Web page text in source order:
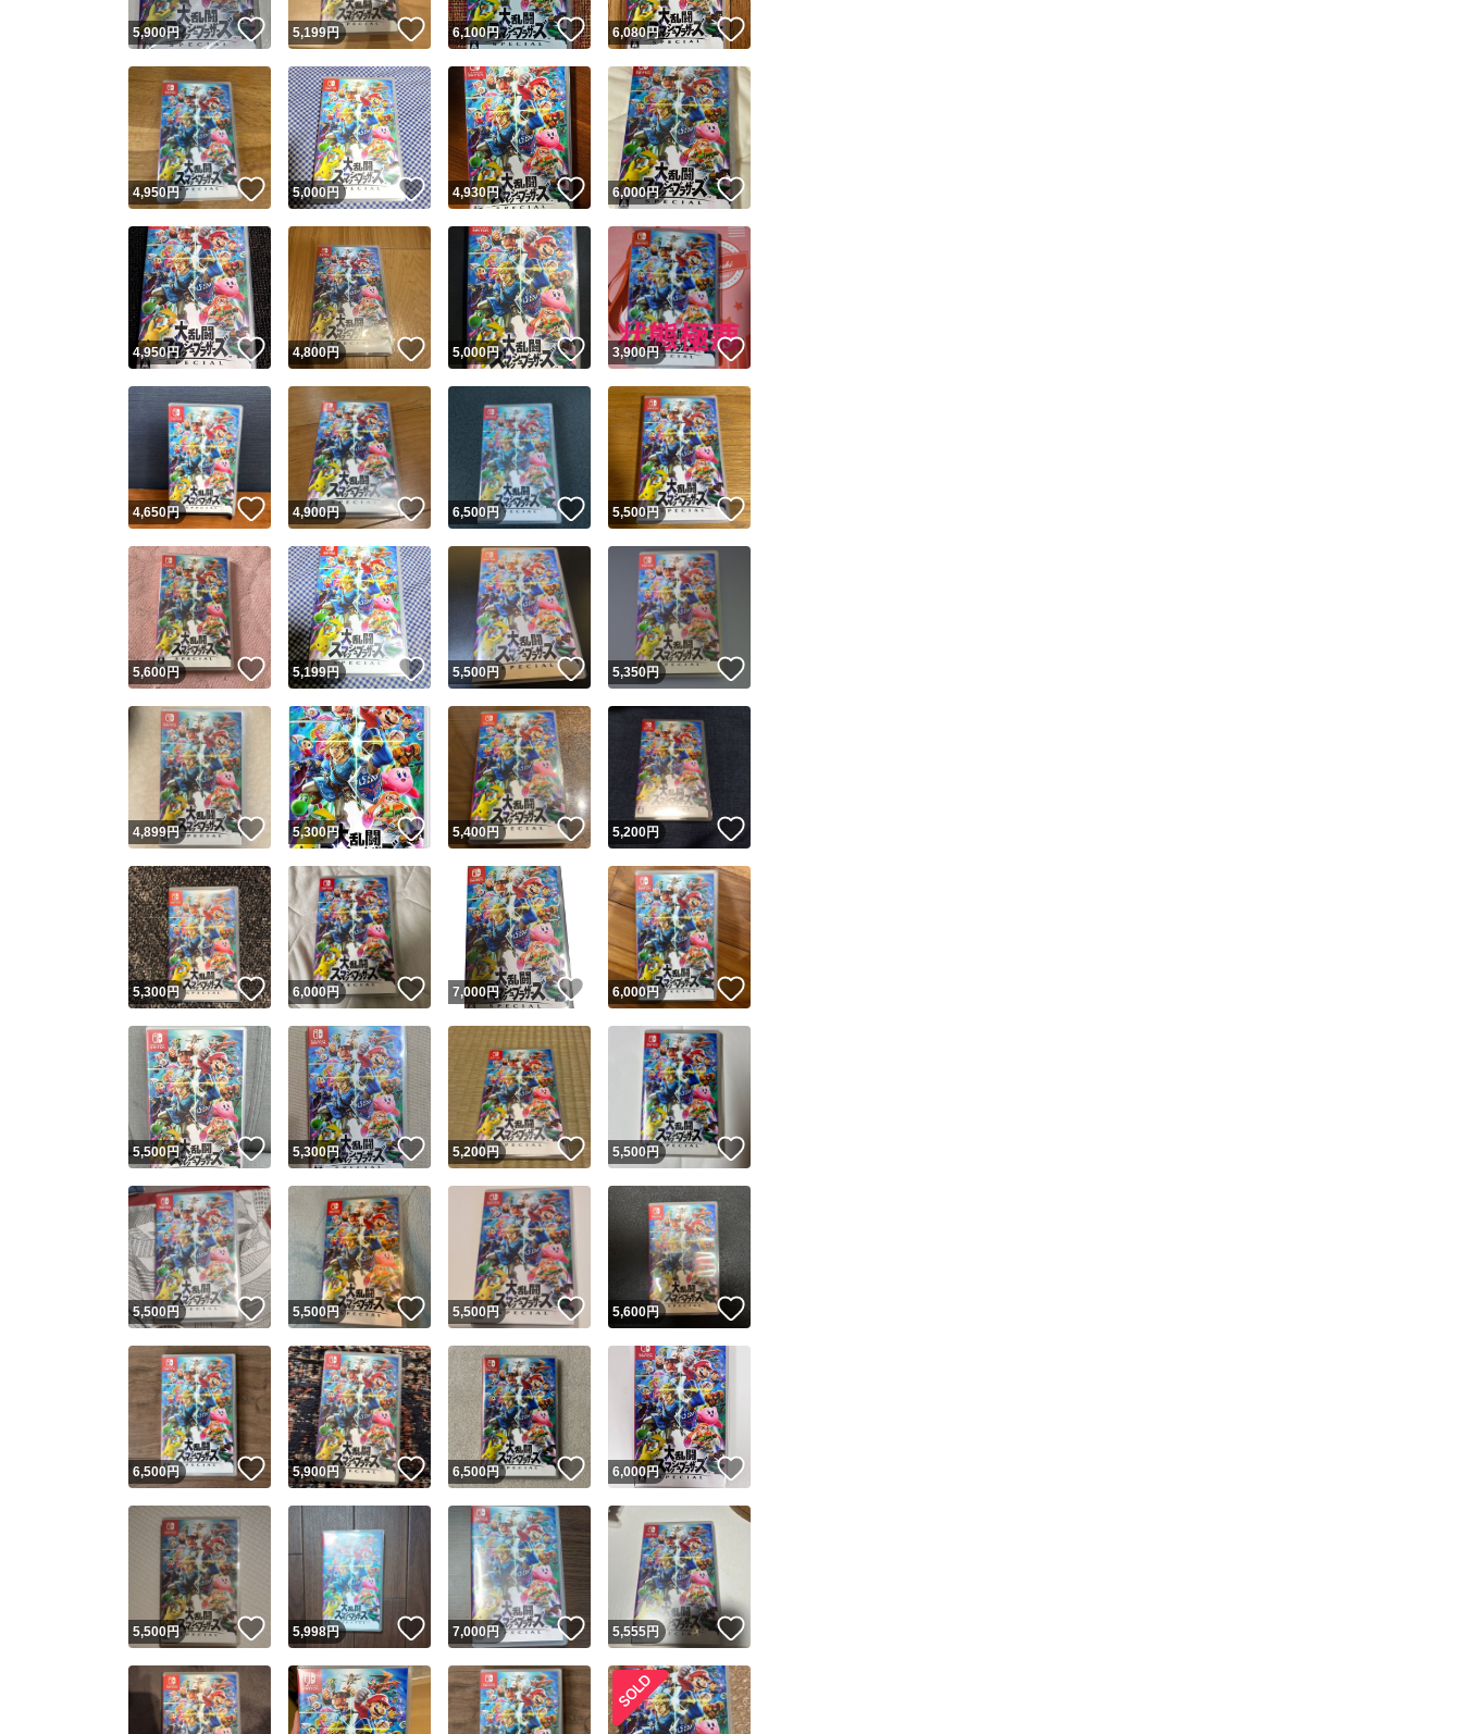
ユーザーの実績について
Yahoo!フリマが定めた一定の基準を満たしたユーザーにバッジを付与しています
安心取引出品者
安心取引出品者 Yahoo!フリマの基準をクリアした安心・安全なユーザーです
取引実績
取引実績◯+ このユーザーはYahoo!フリマの取引を完了させた実績があります
他フリマ実績◯+ このユーザーは他フリマサービスでの取引実績があります
スピード&安心発送
※このバッジは実績に基づく表示であり、発送を保証しているものではありません
スピード＆安心発送
このユーザーは高頻度で24時間以内＆設定した発送日数内に発送してい
ます
スピード発送 このユーザーは高頻度で24時間以内に発送しています
安心発送 このユーザーは設定した発送日数内に発送しています
この商品の情報をコピーします
商品画像の無断転載は禁止されています
コピーは1商品につき1回です
出品ページへ
キャンセル
5,900円 いいね！
5,199円 いいね！
6,100円 いいね！
6,080円 いいね！
4,950円 いいね！
5,000円 いいね！
4,930円 いいね！
6,000円
4,950円 いいね！
4,800円 いいね！
5,000円 いいね！
3,900円 いいね！
4,650円 いいね！
4,900円 いいね！
6,500円 いいね！
5,500円 いいね！
5,600円 いいね！
5,199円 いいね！
5,500円 いいね！
5,350円
4,899円 いいね！
5,300円 いいね！
5,400円 いいね！
5,200円
5,300円 いいね！
6,000円 いいね！
7,000円 いいね！
6,000円
5,500円 いいね！
5,300円 いいね！
5,200円 いいね！
5,500円
5,500円 いいね！
5,500円 いいね！
5,500円 いいね！
5,600円 いいね！
6,500円 いいね！
5,900円 いいね！
6,500円 いいね！
6,000円
5,500円 いいね！
5,998円 いいね！
7,000円 いいね！
5,555円